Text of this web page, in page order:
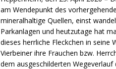
am Wendepunkt des
mineralhaltige Quellen, einst
Parkanlagen und heutzutage hat
dieses herrliche Fleckchen in
Vierbeiner ihre Frauchen bzw.
dem ausgeschilderten